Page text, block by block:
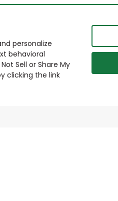
personalize
behavioral
Sell or Share My
clicking the link